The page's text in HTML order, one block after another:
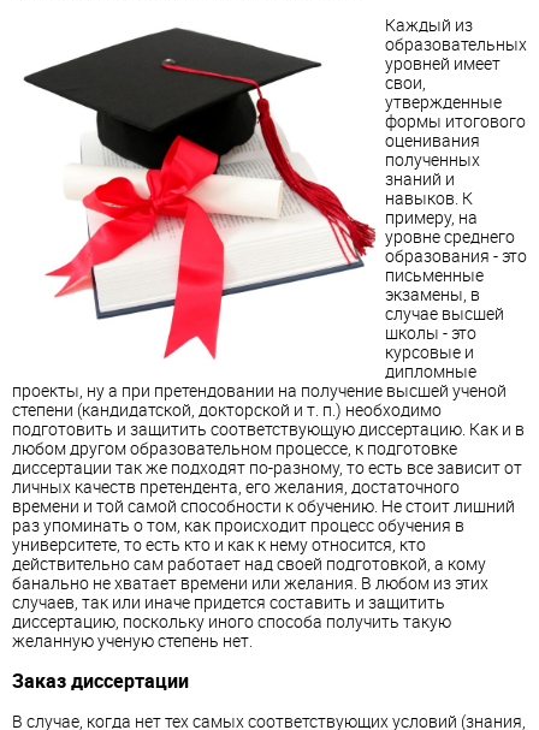
Каждый из
образовательных
уровней имеет
свои,
утвержденные
формы итогового
оценивания
полученных
знаний и
навыков. К
примеру, на
уровне среднего
образования - это
письменные
экзамены, в
случае высшей
школы - это
курсовые и
дипломные
проекты, ну а при претендовании на получение высшей ученой
степени (кандидатской, докторской и т. п.) необходимо
подготовить и защитить соответствующую диссертацию. Как и в
любом другом образовательном процессе, к подготовке
диссертации так же подходят по-разному, то есть все зависит от
личных качеств претендента, его желания, достаточного
времени и той самой способности к обучению. Не стоит лишний
раз упоминать о том, как происходит процесс обучения в
университете, то есть кто и как к нему относится, кто
действительно сам работает над своей подготовкой, а кому
банально не хватает времени или желания. В любом из этих
случаев, так или иначе придется составить и защитить
диссертацию, поскольку иного способа получить такую
желанную ученую степень нет.
Заказ диссертации
В случае, когда нет тех самых соответствующих условий (знания,